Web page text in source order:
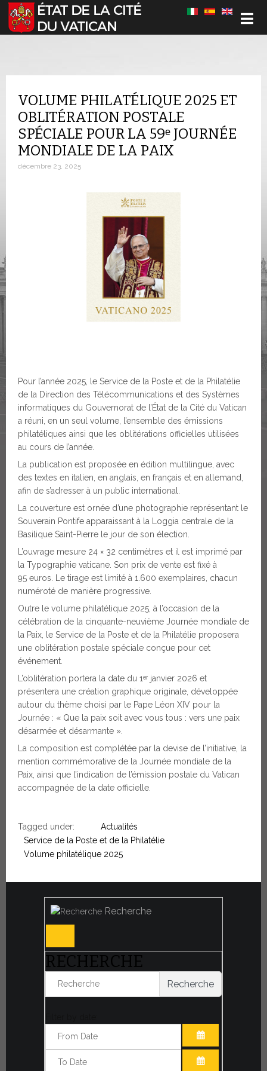
Sélectionnez votre langue
VOLUME PHILATÉLIQUE 2025 ET
OBLITÉRATION POSTALE
SPÉCIALE POUR LA 59ᵉ JOURNÉE
MONDIALE DE LA PAIX
décembre 23, 2025
Pour l’année 2025, le Service de la Poste et de la Philatélie
de la Direction des Télécommunications et des Systèmes
informatiques du Gouvernorat de l’État de la Cité du Vatican
a réuni, en un seul volume, l’ensemble des émissions
philatéliques ainsi que les oblitérations officielles utilisées
au cours de l’année.
La publication est proposée en édition multilingue, avec
des textes en italien, en anglais, en français et en allemand,
afin de s’adresser à un public international.
La couverture est ornée d’une photographie représentant le
Souverain Pontife apparaissant à la Loggia centrale de la
Basilique Saint-Pierre le jour de son élection.
L’ouvrage mesure 24 × 32 centimètres et il est imprimé par
la Typographie vaticane. Son prix de vente est fixé à
95 euros. Le tirage est limité à 1.600 exemplaires, chacun
numéroté de manière progressive.
Outre le volume philatélique 2025, à l’occasion de la
célébration de la cinquante-neuvième Journée mondiale de
la Paix, le Service de la Poste et de la Philatélie proposera
une oblitération postale spéciale conçue pour cet
événement.
L’oblitération portera la date du 1ᵉʳ janvier 2026 et
présentera une création graphique originale, développée
autour du thème choisi par le Pape Léon XIV pour la
Journée : « Que la paix soit avec vous tous : vers une paix
désarmée et désarmante ».
La composition est complétée par la devise de l’initiative, la
mention commémorative de la Journée mondiale de la
Paix, ainsi que l’indication de l’émission postale du Vatican
accompagnée de la date officielle.
Tagged under:
Actualités
Service de la Poste et de la Philatélie
Volume philatélique 2025
Recherche
RECHERCHE
Recherche
OUVRIR LE